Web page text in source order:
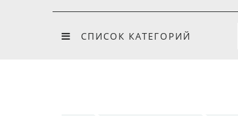
СПИСОК КАТЕГОРИЙ